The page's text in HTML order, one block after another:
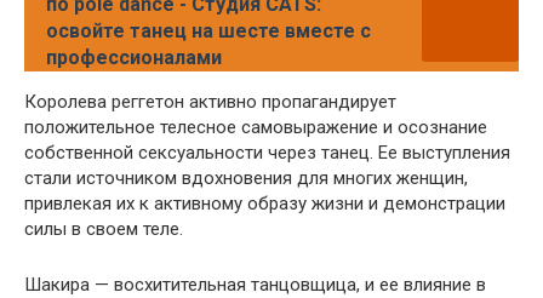
освойте танец на шесте вместе с
профессионалами
Королева реггетон активно пропагандирует
положительное телесное самовыражение и осознание
собственной сексуальности через танец. Ее выступления
стали источником вдохновения для многих женщин,
привлекая их к активному образу жизни и демонстрации
силы в своем теле.
Шакира — восхитительная танцовщица, и ее влияние в